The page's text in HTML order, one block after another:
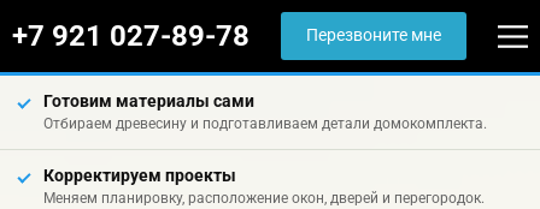
+7 921 027-89-78 Перезвоните мне
Готовим материалы сами
Отбираем древесину и подготавливаем детали домокомплекта.
Корректируем проекты
Меняем планировку, расположение окон, дверей и перегородок.